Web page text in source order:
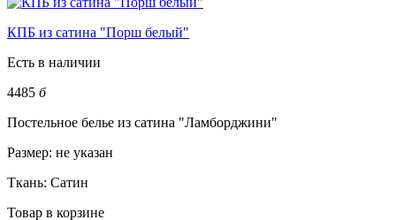
КПБ из сатина "Порш белый"
Есть в наличии
4485 б
Постельное белье из сатина "Ламборджини"
Размер: не указан
Ткань: Сатин
Товар в корзине